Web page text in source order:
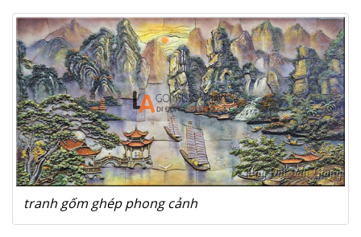
tranh gốm ghép phong cảnh